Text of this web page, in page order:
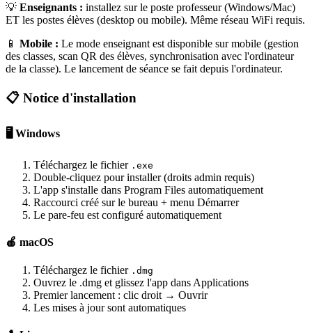
💡 Enseignants : installez sur le poste professeur (Windows/Mac)
ET les postes élèves (desktop ou mobile). Même réseau WiFi requis.
📱 Mobile : Le mode enseignant est disponible sur mobile (gestion
des classes, scan QR des élèves, synchronisation avec l'ordinateur
de la classe). Le lancement de séance se fait depuis l'ordinateur.
📋 Notice d'installation
🖥️ Windows
Téléchargez le fichier .exe
Double-cliquez pour installer (droits admin requis)
L'app s'installe dans Program Files automatiquement
Raccourci créé sur le bureau + menu Démarrer
Le pare-feu est configuré automatiquement
🍎 macOS
Téléchargez le fichier .dmg
Ouvrez le .dmg et glissez l'app dans Applications
Premier lancement : clic droit → Ouvrir
Les mises à jour sont automatiques